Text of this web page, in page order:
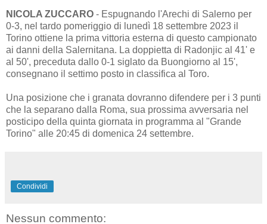
NICOLA ZUCCARO - Espugnando l'Arechi di Salerno per
0-3, nel tardo pomeriggio di lunedì 18 settembre 2023 il
Torino ottiene la prima vittoria esterna di questo campionato
ai danni della Salernitana. La doppietta di Radonjic al 41' e
al 50', preceduta dallo 0-1 siglato da Buongiorno al 15',
consegnano il settimo posto in classifica al Toro.
Una posizione che i granata dovranno difendere per i 3 punti
che la separano dalla Roma, sua prossima avversaria nel
posticipo della quinta giornata in programma al "Grande
Torino" alle 20:45 di domenica 24 settembre.
Condividi
Nessun commento: